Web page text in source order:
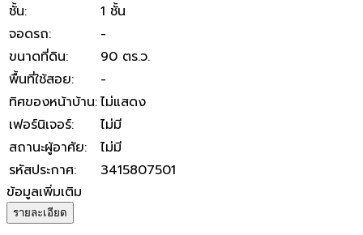
ชั้น:
1 ชั้น
จอดรถ:
-
ขนาดที่ดิน:
90 ตร.ว.
พื้นที่ใช้สอย:
-
ทิศของหน้าบ้าน:ไม่แสดง
เฟอร์นิเจอร์:
ไม่มี
สถานะผู้อาศัย:
ไม่มี
รหัสประกาศ:
3415807501
ข้อมูลเพิ่มเติม
รายละเอียด